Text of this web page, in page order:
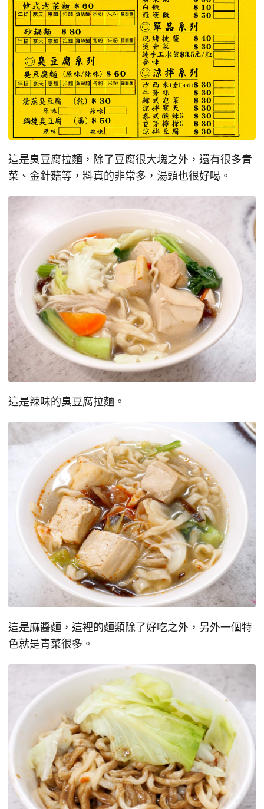
這是臭豆腐拉麵，除了豆腐很大塊之外，還有很多青
菜、金針菇等，料真的非常多，湯頭也很好喝。
這是辣味的臭豆腐拉麵。
這是麻醬麵，這裡的麵類除了好吃之外，另外一個特
色就是青菜很多。